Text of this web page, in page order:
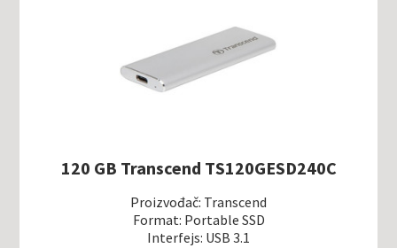
120 GB Transcend TS120GESD240C
Proizvođač: Transcend
Format: Portable SSD
Interfejs: USB 3.1